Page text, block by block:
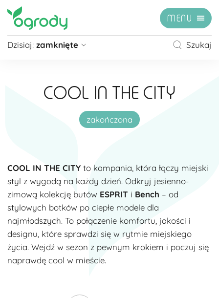
MENU
Dzisiaj: zamknięte
Niedziela
zamknięte
Niedziela handlowa
10:00 - 20:00
Szukaj
COOL IN THE CITY
zakończona
COOL IN THE CITY to kampania, która łączy miejski
styl z wygodą na każdy dzień. Odkryj jesienno-
zimową kolekcję butów ESPRIT i Bench – od
stylowych botków po ciepłe modele dla
najmłodszych. To połączenie komfortu, jakości i
designu, które sprawdzi się w rytmie miejskiego
życia. Wejdź w sezon z pewnym krokiem i poczuj się
naprawdę cool w mieście.